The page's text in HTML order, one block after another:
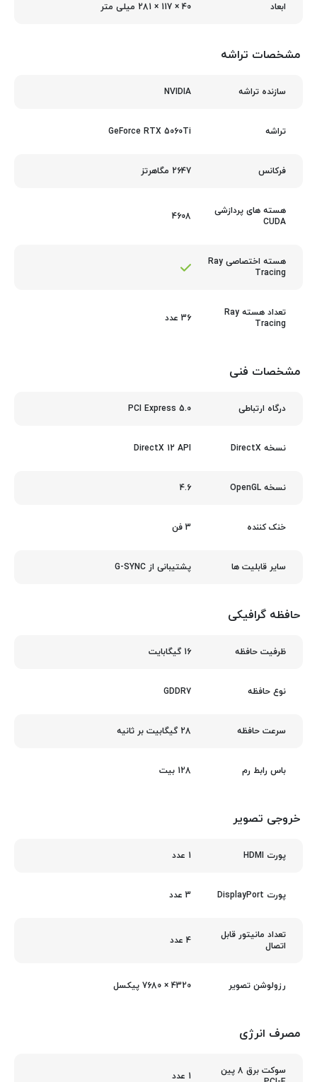
ابعاد 40 × 117 × 281 میلی‌ متر
مشخصات تراشه
سازنده تراشه NVIDIA
تراشه GeForce RTX 5060Ti
فرکانس 2647 مگاهرتز
هسته های پردازشی
CUDA
4608
هسته اختصاصی Ray
Tracing
تعداد هسته Ray
Tracing
36 عدد
مشخصات فنی
درگاه ارتباطی PCI Express 5.0
نسخه DirectX DirectX 12 API
نسخه OpenGL 4.6
خنک‌ کننده 3 فن
سایر قابلیت ها پشتیبانی از G-SYNC
حافظه گرافیکی
ظرفیت حافظه 16 گیگابایت
نوع حافظه GDDR7
سرعت حافظه 28 گیگابیت بر ثانیه
باس رابط رم 128 بیت
خروجی تصویر
پورت HDMI 1 عدد
پورت DisplayPort 3 عدد
تعداد مانیتور قابل
اتصال
4 عدد
رزولوشن تصویر 4320 × 7680 پیکسل
مصرف انرژی
سوکت برق 8 پین
1 عدد